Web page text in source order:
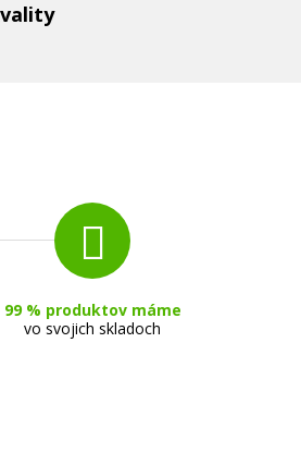
99 % produktov máme
vo svojich skladoch